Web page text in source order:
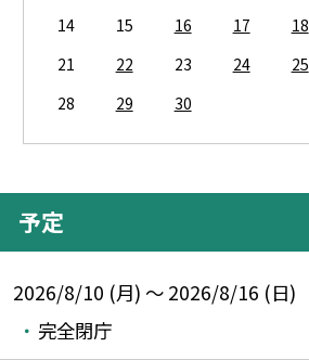
14
15 16 17 18
21
22 23 24 25
28
29 30
予定
2026/8/10 (月) ～ 2026/8/16 (日)
完全閉庁